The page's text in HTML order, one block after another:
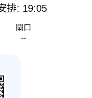
排: 19:05
閘口
--